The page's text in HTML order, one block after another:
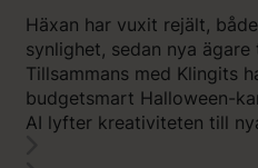
Häxan har vuxit rejält,
synlighet, sedan nya
Tillsammans med Klingits
budgetsmart Halloween-
AI lyfter kreativiteten till